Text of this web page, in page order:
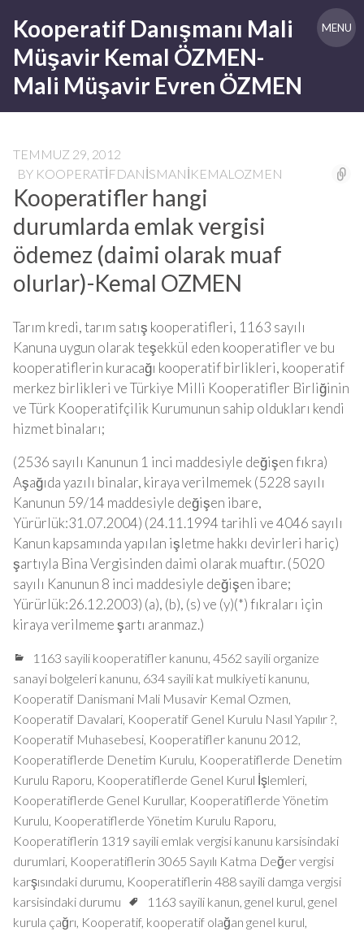
content
Kooperatif Danışmanı Mali
Müşavir Kemal ÖZMEN-
Mali Müşavir Evren ÖZMEN
MENU
TEMMUZ 29, 2012
BY KOOPERATIFDANISMANIKEMALOZMEN
Kooperatifler hangi
durumlarda emlak vergisi
ödemez (daimi olarak muaf
olurlar)-Kemal OZMEN
Tarım kredi, tarım satış kooperatifleri, 1163 sayılı
Kanuna uygun olarak teşekkül eden kooperatifler ve bu
kooperatiflerin kuracağı kooperatif birlikleri, kooperatif
merkez birlikleri ve Türkiye Milli Kooperatifler Birliğinin
ve Türk Kooperatifçilik Kurumunun sahip oldukları kendi
hizmet binaları;
(2536 sayılı Kanunun 1 inci maddesiyle değişen fıkra)
Aşağıda yazılı binalar, kiraya verilmemek (5228 sayılı
Kanunun 59/14 maddesiyle değişen ibare,
Yürürlük:31.07.2004) (24.11.1994 tarihli ve 4046 sayılı
Kanun kapsamında yapılan işletme hakkı devirleri hariç)
şartıyla Bina Vergisinden daimi olarak muaftır. (5020
sayılı Kanunun 8 inci maddesiyle değişen ibare;
Yürürlük:26.12.2003) (a), (b), (s) ve (y)(*) fıkraları için
kiraya verilmeme şartı aranmaz.)
1163 sayili kooperatifler kanunu, 4562 sayili organize
sanayi bolgeleri kanunu, 634 sayili kat mulkiyeti kanunu,
Kooperatif Danismani Mali Musavir Kemal Ozmen,
Kooperatif Davalari, Kooperatif Genel Kurulu Nasıl Yapılır ?,
Kooperatif Muhasebesi, Kooperatifler kanunu 2012,
Kooperatiflerde Denetim Kurulu, Kooperatiflerde Denetim
Kurulu Raporu, Kooperatiflerde Genel Kurul İşlemleri,
Kooperatiflerde Genel Kurullar, Kooperatiflerde Yönetim
Kurulu, Kooperatiflerde Yönetim Kurulu Raporu,
Kooperatiflerin 1319 sayili emlak vergisi kanunu karsisindaki
durumlari, Kooperatiflerin 3065 Sayılı Katma Değer vergisi
karşısındaki durumu, Kooperatiflerin 488 sayili damga vergisi
karsisindaki durumu
1163 sayili kanun, genel kurul, genel
kurula çağrı, Kooperatif, kooperatif olağan genel kurul,